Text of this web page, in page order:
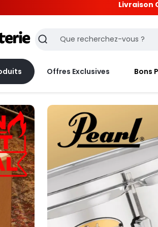
Livraison
Recherche
Offres Exclusives Bons